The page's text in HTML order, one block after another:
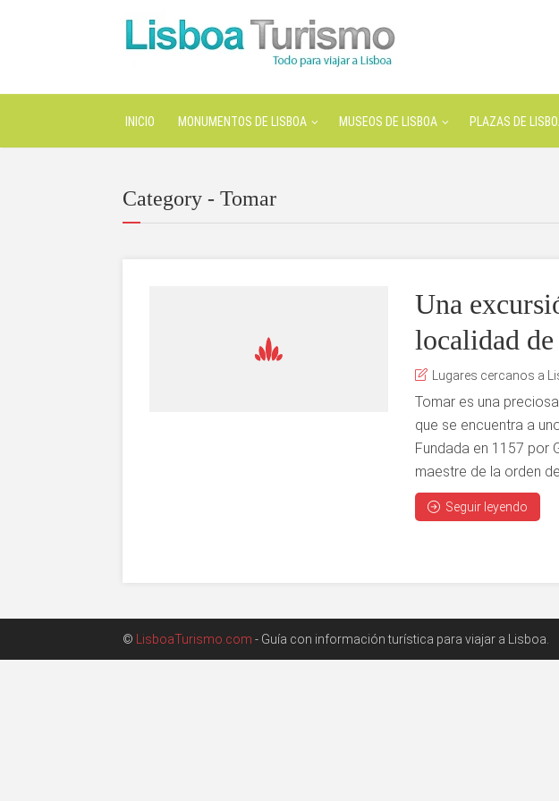
INICIO MONUMENTOS DE LISBOA MUSEOS DE LISBOA PLAZAS DE
Category - Tomar
Una
localidad
Lugares cercanos a
Tomar es una
que se encuentra a
Fundada en 1157 por
maestre de la orden
Seguir leyendo
© LisboaTurismo.com - Guía con información turística para viajar a Lisboa.